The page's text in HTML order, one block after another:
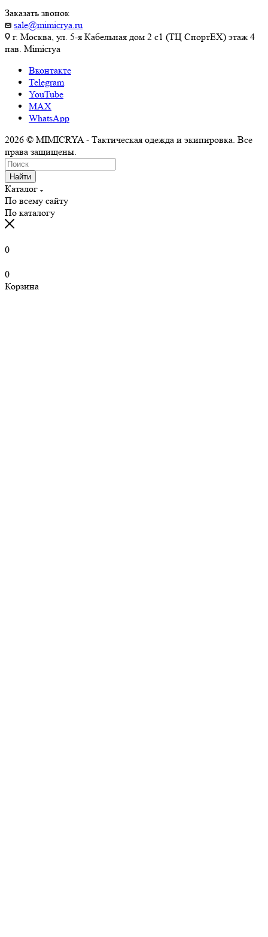
Заказать звонок
sale@mimicrya.ru
г. Москва, ул. 5-я Кабельная дом 2 с1 (ТЦ СпортEX) этаж 4
пав. Mimicrya
Вконтакте
Telegram
YouTube
MAX
WhatsApp
2026 © MIMICRYA - Тактическая одежда и экипировка. Все
права защищены.
Найти
Каталог
По всему сайту
По каталогу
0
0
Корзина